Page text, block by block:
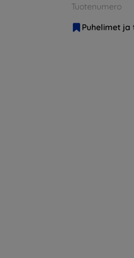
Tuotenumero
Puhelimet